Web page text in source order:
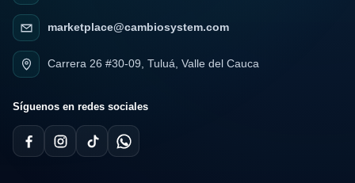
marketplace@cambiosystem.com
Carrera 26 #30-09, Tuluá, Valle del Cauca
Síguenos en redes sociales